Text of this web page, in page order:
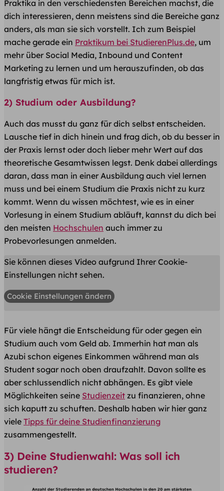
Praktika in den verschiedensten Bereichen machst, die
dich interessieren, denn meistens sind die Bereiche ganz
anders, als man sie sich vorstellt. Ich zum Beispiel
mache gerade ein Praktikum bei StudierenPlus.de, um
mehr über Social Media, Inbound und Content
Marketing zu lernen und um herauszufinden, ob das
langfristig etwas für mich ist.
2) Studium oder Ausbildung?
Auch das musst du ganz für dich selbst entscheiden.
Lausche tief in dich hinein und frag dich, ob du besser in
der Praxis lernst oder doch lieber mehr Wert auf das
theoretische Gesamtwissen legst. Denk dabei allerdings
daran, dass man in einer Ausbildung auch viel lernen
muss und bei einem Studium die Praxis nicht zu kurz
kommt. Wenn du wissen möchtest, wie es in einer
Vorlesung in einem Studium abläuft, kannst du dich bei
den meisten Hochschulen auch immer zu
Probevorlesungen anmelden.
Sie können dieses Video aufgrund Ihrer Cookie-
Einstellungen nicht sehen.
Cookie Einstellungen ändern
Für viele hängt die Entscheidung für oder gegen ein
Studium auch vom Geld ab. Immerhin hat man als
Azubi schon eigenes Einkommen während man als
Student sogar noch oben draufzahlt. Davon sollte es
aber schlussendlich nicht abhängen. Es gibt viele
Möglichkeiten seine Studienzeit zu finanzieren, ohne
sich kaputt zu schuften. Deshalb haben wir hier ganz
viele Tipps für deine Studienfinanzierung
zusammengestellt.
3) Deine Studienwahl: Was soll ich
studieren?